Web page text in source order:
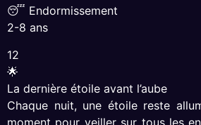
😴 Endormissement
2-8 ans
12
🌟
La dernière étoile avant l’aube
Chaque nuit, une étoile reste
moment pour veiller sur tous les